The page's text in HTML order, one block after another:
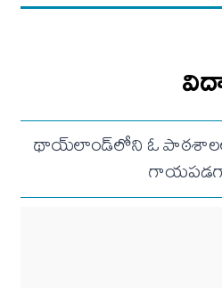
థాయ్‌లాండ్‌లోని ఓ పాఠశాలలో
గాయపడగా,